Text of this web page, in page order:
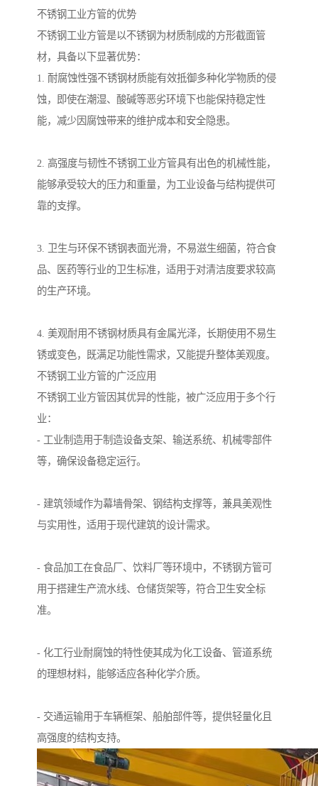
不锈钢工业方管的优势
不锈钢工业方管是以不锈钢为材质制成的方形截面管
材，具备以下显著优势：
1. 耐腐蚀性强不锈钢材质能有效抵御多种化学物质的侵
蚀，即使在潮湿、酸碱等恶劣环境下也能保持稳定性
能，减少因腐蚀带来的维护成本和安全隐患。
2. 高强度与韧性不锈钢工业方管具有出色的机械性能，
能够承受较大的压力和重量，为工业设备与结构提供可
靠的支撑。
3. 卫生与环保不锈钢表面光滑，不易滋生细菌，符合食
品、医药等行业的卫生标准，适用于对清洁度要求较高
的生产环境。
4. 美观耐用不锈钢材质具有金属光泽，长期使用不易生
锈或变色，既满足功能性需求，又能提升整体美观度。
不锈钢工业方管的广泛应用
不锈钢工业方管因其优异的性能，被广泛应用于多个行
业：
- 工业制造用于制造设备支架、输送系统、机械零部件
等，确保设备稳定运行。
- 建筑领域作为幕墙骨架、钢结构支撑等，兼具美观性
与实用性，适用于现代建筑的设计需求。
- 食品加工在食品厂、饮料厂等环境中，不锈钢方管可
用于搭建生产流水线、仓储货架等，符合卫生安全标
准。
- 化工行业耐腐蚀的特性使其成为化工设备、管道系统
的理想材料，能够适应各种化学介质。
- 交通运输用于车辆框架、船舶部件等，提供轻量化且
高强度的结构支持。